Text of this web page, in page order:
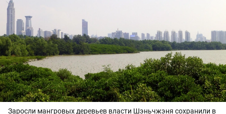
Заросли мангровых деревьев власти Шэньчжэня сохранили в